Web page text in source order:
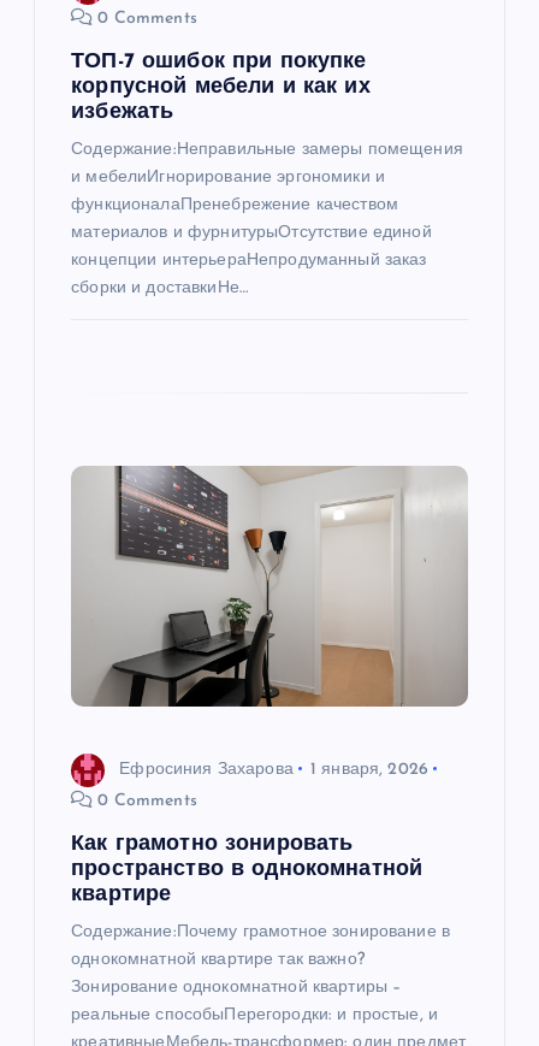
0 Comments
ТОП-7 ошибок при покупке
корпусной мебели и как их
избежать
Содержание:Неправильные замеры помещения
и мебелиИгнорирование эргономики и
функционалаПренебрежение качеством
материалов и фурнитурыОтсутствие единой
концепции интерьераНепродуманный заказ
сборки и доставкиНе…
Ефросиния Захарова
1 января, 2026
0 Comments
Как грамотно зонировать
пространство в однокомнатной
квартире
Содержание:Почему грамотное зонирование в
однокомнатной квартире так важно?
Зонирование однокомнатной квартиры –
реальные способыПерегородки: и простые, и